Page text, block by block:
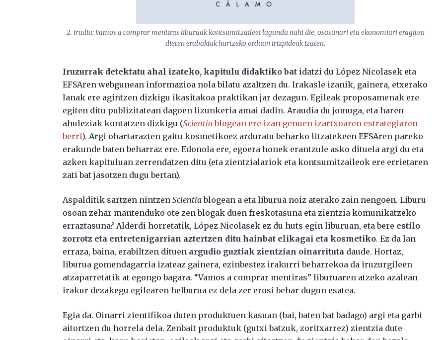
2. irudia: Vamos a comprar mentiras liburuak kontsumitzaileei lagundu nahi die, osasunari eta ekonomiari eragiten
dieten erabakiak hartzeko orduan irizpideak izaten.
Iruzurrak detektatu ahal izateko, kapitulu didaktiko bat idatzi du López Nicolasek eta
EFSAren webgunean informazioa nola bilatu azaltzen du. Irakasle izanik, gainera, etxerako
lanak ere agintzen dizkigu ikasitakoa praktikan jar dezagun. Egileak proposamenak ere
egiten ditu publizitatean dagoen lizunkeria amai dadin. Araudia du jomuga, eta haren
ahuleziak kontatzen dizkigu (Scientiablogean ere izan genuen izartxoaren estrategiaren
berri). Argi ohartarazten gaitu kosmetikoez arduratu beharko litzatekeen EFSAren pareko
erakunde baten beharraz ere. Edonola ere, egoera honek erantzule asko dituela argi du eta
azken kapituluan zerrendatzen ditu (eta zientzialariok eta kontsumitzaileok ere errietaren
zati bat jasotzen dugu bertan).
Aspalditik sartzen nintzenScientiablogean a eta liburua noiz aterako zain nengoen. Liburu
osoan zehar mantenduko ote zen blogak duen freskotasuna eta zientzia komunikatzeko
erraztasuna? Alderdi horretatik, López Nicolasek ez du huts egin liburuan, eta bere estilo
zorrotz eta entretenigarrian aztertzen ditu hainbat elikagai eta kosmetiko. Ez da lan
erraza, baina, erabiltzen dituen argudio guztiak zientzian oinarrituta daude. Hortaz,
liburua gomendagarria izateaz gainera, ezinbestez irakurri beharrekoa da iruzurgileen
atzaparretatik at egongo bagara. “Vamos a comprar mentiras” liburuaren atzeko azalean
irakur dezakegu egilearen helburua ez dela zer erosi behar dugun esatea.
Egia da. Oinarri zientifikoa duten produktuen kasuan (bai, baten bat badago) argi eta garbi
aitortzen du horrela dela. Zenbait produktuk (gutxi batzuk, zoritxarrez) zientzia dute